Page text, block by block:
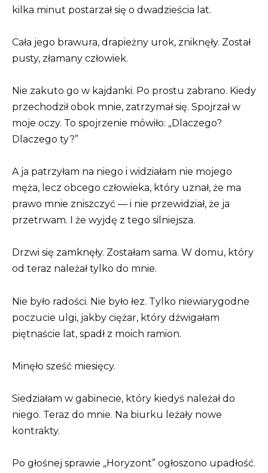
kilka minut postarzał się o dwadzieścia lat.
Cała jego brawura, drapieżny urok, zniknęły. Został
pusty, złamany człowiek.
Nie zakuto go w kajdanki. Po prostu zabrano. Kiedy
przechodził obok mnie, zatrzymał się. Spojrzał w
moje oczy. To spojrzenie mówiło: „Dlaczego?
Dlaczego ty?”
A ja patrzyłam na niego i widziałam nie mojego
męża, lecz obcego człowieka, który uznał, że ma
prawo mnie zniszczyć — i nie przewidział, że ja
przetrwam. I że wyjdę z tego silniejsza.
Drzwi się zamknęły. Zostałam sama. W domu, który
od teraz należał tylko do mnie.
Nie było radości. Nie było łez. Tylko niewiarygodne
poczucie ulgi, jakby ciężar, który dźwigałam
piętnaście lat, spadł z moich ramion.
Minęło sześć miesięcy.
Siedziałam w gabinecie, który kiedyś należał do
niego. Teraz do mnie. Na biurku leżały nowe
kontrakty.
Po głośnej sprawie „Horyzont” ogłoszono upadłość.